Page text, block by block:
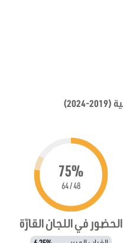
75%
48 / 64
الحضور في اللجان القارّة